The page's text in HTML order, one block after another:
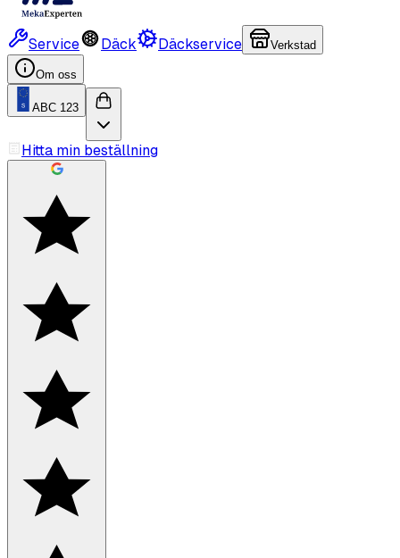
Service Däck Däckservice Verkstad
Om oss
ABC 123
Hitta min beställning